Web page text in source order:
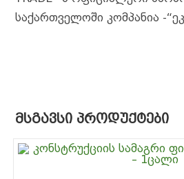
საქართველოში კომპანია -
ᲛᲡᲒᲐᲕᲡᲘ ᲞᲠᲝᲓᲣᲥᲢᲔᲑᲘ